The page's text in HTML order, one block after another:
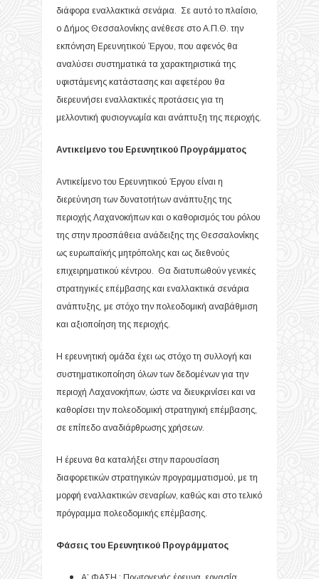
διάφορα εναλλακτικά σενάρια. Σε αυτό το πλαίσιο,
ο Δήμος Θεσσαλονίκης ανέθεσε στο Α.Π.Θ. την
εκπόνηση Ερευνητικού Έργου, που αφενός θα
αναλύσει συστηματικά τα χαρακτηριστικά της
υφιστάμενης κατάστασης και αφετέρου θα
διερευνήσει εναλλακτικές προτάσεις για τη
μελλοντική φυσιογνωμία και ανάπτυξη της περιοχής.
Αντικείμενο του Ερευνητικού Προγράμματος
Αντικείμενο του Ερευνητικού Έργου είναι η
διερεύνηση των δυνατοτήτων ανάπτυξης της
περιοχής Λαχανοκήπων και ο καθορισμός του ρόλου
της στην προσπάθεια ανάδειξης της Θεσσαλονίκης
ως ευρωπαϊκής μητρόπολης και ως διεθνούς
επιχειρηματικού κέντρου. Θα διατυπωθούν γενικές
στρατηγικές επέμβασης και εναλλακτικά σενάρια
ανάπτυξης, με στόχο την πολεοδομική αναβάθμιση
και αξιοποίηση της περιοχής.
Η ερευνητική ομάδα έχει ως στόχο τη συλλογή και
συστηματικοποίηση όλων των δεδομένων για την
περιοχή Λαχανοκήπων, ώστε να διευκρινίσει και να
καθορίσει την πολεοδομική στρατηγική επέμβασης,
σε επίπεδο αναδιάρθρωσης χρήσεων.
Η έρευνα θα καταλήξει στην παρουσίαση
διαφορετικών στρατηγικών προγραμματισμού, με τη
μορφή εναλλακτικών σεναρίων, καθώς και στο τελικό
πρόγραμμα πολεοδομικής επέμβασης.
Φάσεις του Ερευνητικού Προγράμματος